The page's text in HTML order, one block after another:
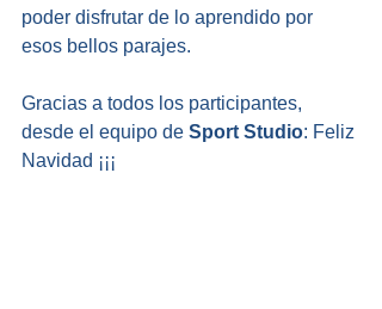
poder disfrutar de lo aprendido por
esos bellos parajes.
Gracias a todos los participantes,
desde el equipo de Sport Studio: Feliz
Navidad ¡¡¡